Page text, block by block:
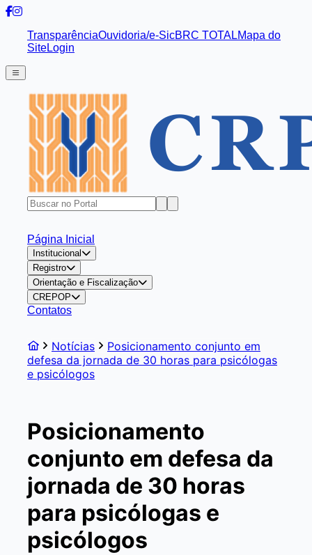
TransparênciaOuvidoria/e-SicBRC TOTALMapa do
SiteLogin
Página Inicial
Institucional
Registro
Orientação e Fiscalização
CREPOP
Contatos
Notícias
Posicionamento conjunto em
defesa da jornada de 30 horas para psicólogas
e psicólogos
Posicionamento
conjunto em defesa da
jornada de 30 horas
para psicólogas e
psicólogos